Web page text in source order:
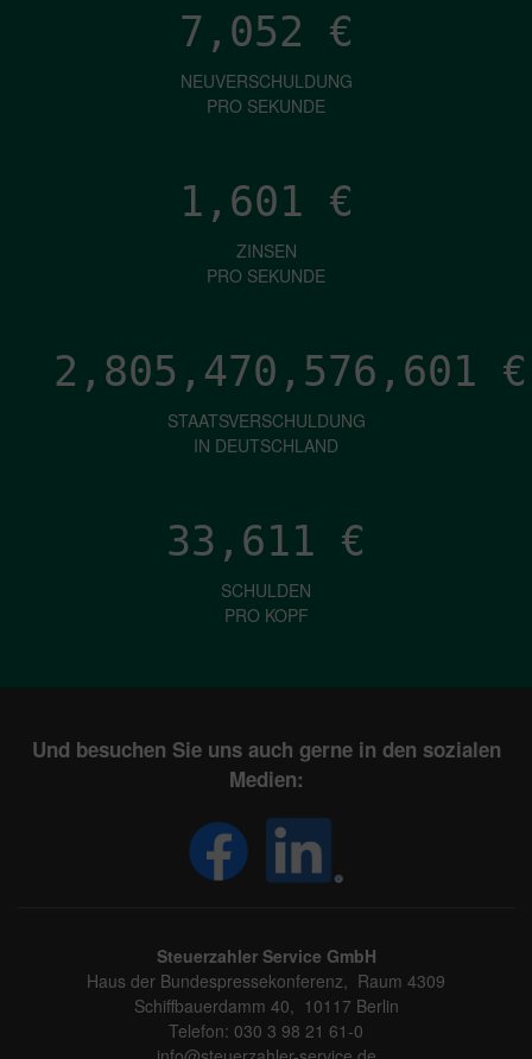
7,052 €
NEUVERSCHULDUNG
PRO SEKUNDE
1,601 €
ZINSEN
PRO SEKUNDE
2,805,470,579,140 €
STAATSVERSCHULDUNG
IN DEUTSCHLAND
33,611 €
SCHULDEN
PRO KOPF
Und besuchen Sie uns auch gerne in den sozialen
Medien:
Steuerzahler Service GmbH
Haus der Bundespressekonferenz, Raum 4309
Schiffbauerdamm 40, 10117 Berlin
Telefon: 030 3 98 21 61-0